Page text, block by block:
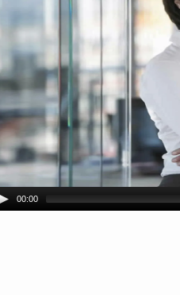
00:00